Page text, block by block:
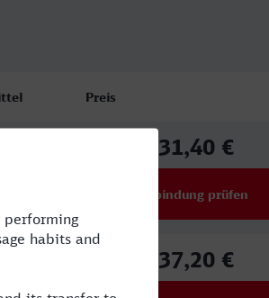
Preis
31,40 €
Verbindung prüfen
37,20 €